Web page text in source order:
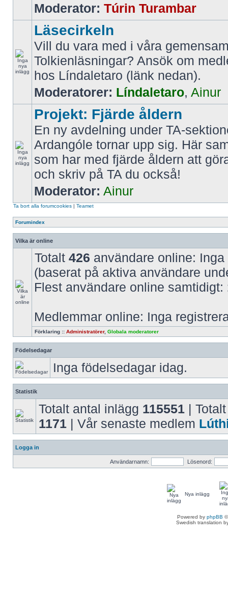
Moderator: Túrin Turambar
Läsecirkeln
Vill du vara med i våra
Tolkienläsningar? Ansök om
hos Líndaletaro (länk nedan).
Moderatorer: Líndaletaro, Ainur
Projekt: Fjärde åldern
En ny avdelning under TA-
Ardangóle tornar upp sig. Här
som har med fjärde åldern att
och skriv på TA du också!
Moderator: Ainur
Ta bort alla forumcookies | Teamet
Forumindex
Vilka är online
Totalt 426 användare online:
(baserat på aktiva användare
Flest användare online samtidigt:
Medlemmar online: Inga
Förklaring :: Administratörer, Globala moderatorer
Födelsedagar
Inga födelsedagar idag.
Statistik
Totalt antal inlägg 115551 |
1171 | Vår senaste medlem
Logga in
Användarnamn: Lösenord:
Nya inlägg
Powered by phpBB
Swedish translation